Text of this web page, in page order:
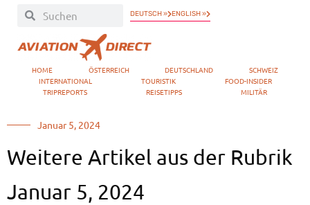
DEUTSCH » ENGLISH »
HOME ÖSTERREICH DEUTSCHLAND
SCHWEIZ
INTERNATIONAL
TOURISTIK
FOOD-INSIDER
TRIPREPORTS
REISETIPPS MILITÄR
Januar 5, 2024
Weitere Artikel aus der Rubrik
Januar 5, 2024